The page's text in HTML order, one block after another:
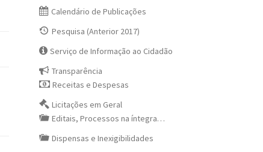
Calendário de Publicações
Pesquisa (Anterior 2017)
Serviço de Informação ao Cidadão
Transparência
Receitas e Despesas
Licitações em Geral
Editais, Processos na íntegra…
Dispensas e Inexigibilidades